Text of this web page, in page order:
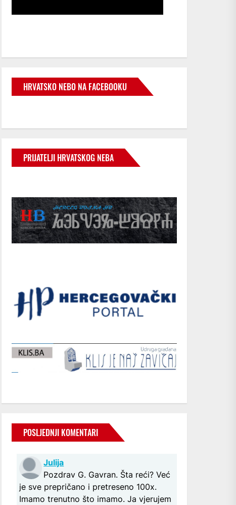
HRVATSKO NEBO NA FACEBOOKU
PRIJATELJI HRVATSKOG NEBA
POSLJEDNJI KOMENTARI
Julija
Pozdrav G. Gavran. Šta reći? Već
je sve prepričano i pretreseno 100x.
Imamo trenutno što imamo. Ja vjerujem